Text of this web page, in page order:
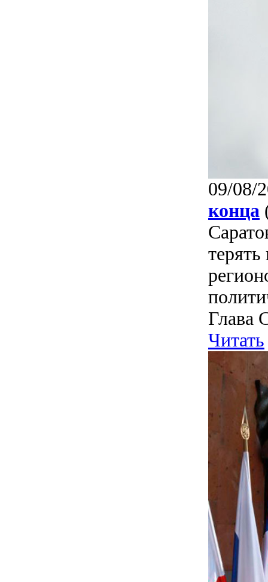
09/08/
конца
Глава
Читать